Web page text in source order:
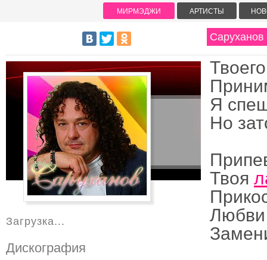
Я
Но
Твоя
Любви
Загрузка...
Дискография
МИРМЭДЖИ АРТИСТЫ